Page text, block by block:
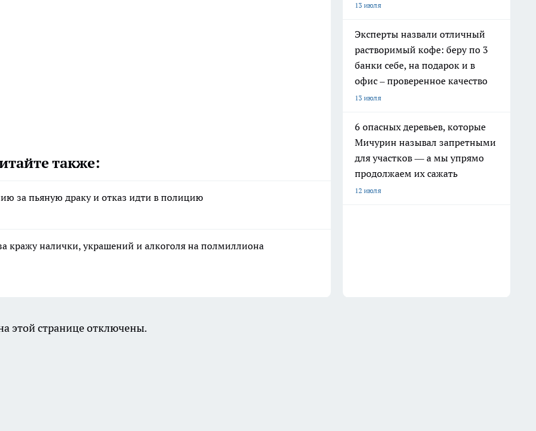
также:
за пьяную драку и отказ идти в полицию
кражу налички, украшений и алкоголя на полмиллиона
13 июля
Эксперты назвали отличный
растворимый кофе: беру по 3
банки себе, на подарок и в
офис – проверенное качество
13 июля
6 опасных деревьев, которые
Мичурин называл запретными
для участков — а мы упрямо
продолжаем их сажать
12 июля
этой странице отключены.